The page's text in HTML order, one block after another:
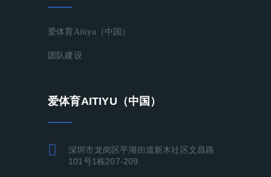
爱体育aitiyu（中国）
团队建设
爱体育AITIYU（中国）
深圳市龙岗区平湖街道新木社区文昌路
101号1栋207-209